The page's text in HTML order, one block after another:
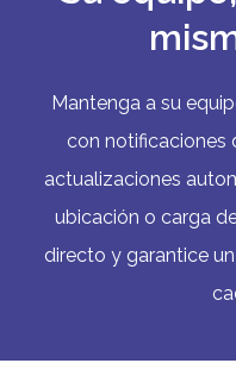
Mantenga a su
con notificaciones
actualizaciones
ubicación o carga
directo y garantice